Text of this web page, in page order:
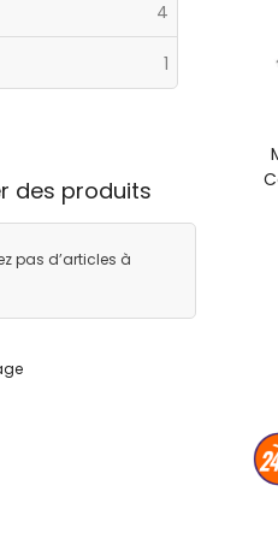
4articles
1article
des produits
pas d’articles à